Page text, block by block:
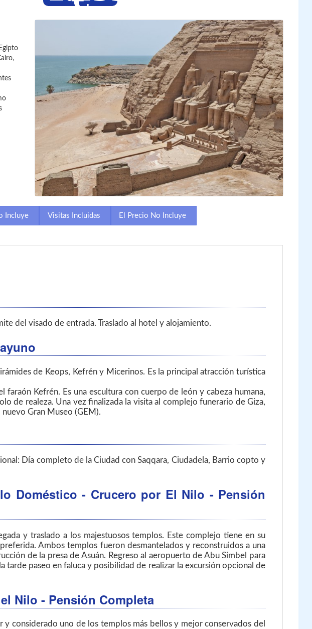
Incluye Visitas Incluidas El Precio No Incluye
del visado de entrada. Traslado al hotel y alojamiento.
de Keops, Kefrén y Micerinos. Es la principal atracción turística
faraón Kefrén. Es una escultura con cuerpo de león y cabeza humana,
de realeza. Una vez finalizada la visita al complejo funerario de Giza,
Gran Museo (GEM).
Día completo de la Ciudad con Saqqara, Ciudadela, Barrio copto y
Doméstico - Crucero por El Nilo - Pensión
y traslado a los majestuosos templos. Este complejo tiene en su
Ambos templos fueron desmantelados y reconstruidos a una
de la presa de Asuán. Regreso al aeropuerto de Abu Simbel para
paseo en faluca y posibilidad de realizar la excursión opcional de
Nilo - Pensión Completa
considerado uno de los templos más bellos y mejor conservados del